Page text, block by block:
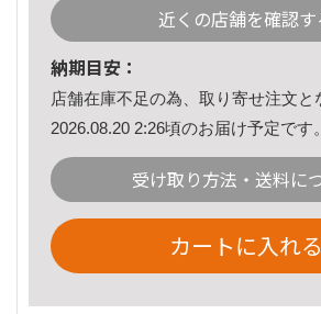
近くの店舗を確認す
納期目安：
店舗在庫不足の為、取り寄せ注文と
2026.08.20 2:26頃のお届け予定です。
受け取り方法・送料に
カートに入れる